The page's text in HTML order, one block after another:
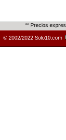
** Precios
© 2002/2022 Solo10.com